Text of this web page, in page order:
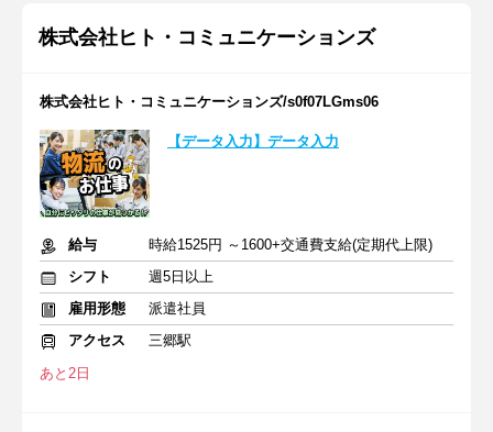
株式会社ヒト・コミュニケーションズ
株式会社ヒト・コミュニケーションズ/s0f07LGms06
【データ入力】データ入力
給与
時給1525円 ～1600+交通費支給(定期代上限)
シフト
週5日以上
雇用形態
派遣社員
アクセス
三郷駅
あと2日